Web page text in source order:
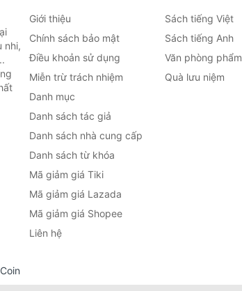
nhi,
Giới thiệu
Chính sách bảo mật
Điều khoản sử dụng
Miễn trừ trách nhiệm
Danh mục
Danh sách tác giả
Danh sách nhà cung cấp
Danh sách từ khóa
Mã giảm giá Tiki
Mã giảm giá Lazada
Mã giảm giá Shopee
Liên hệ
Sách tiếng Việt
Sách tiếng Anh
Văn phòng phẩm
Quà lưu niệm